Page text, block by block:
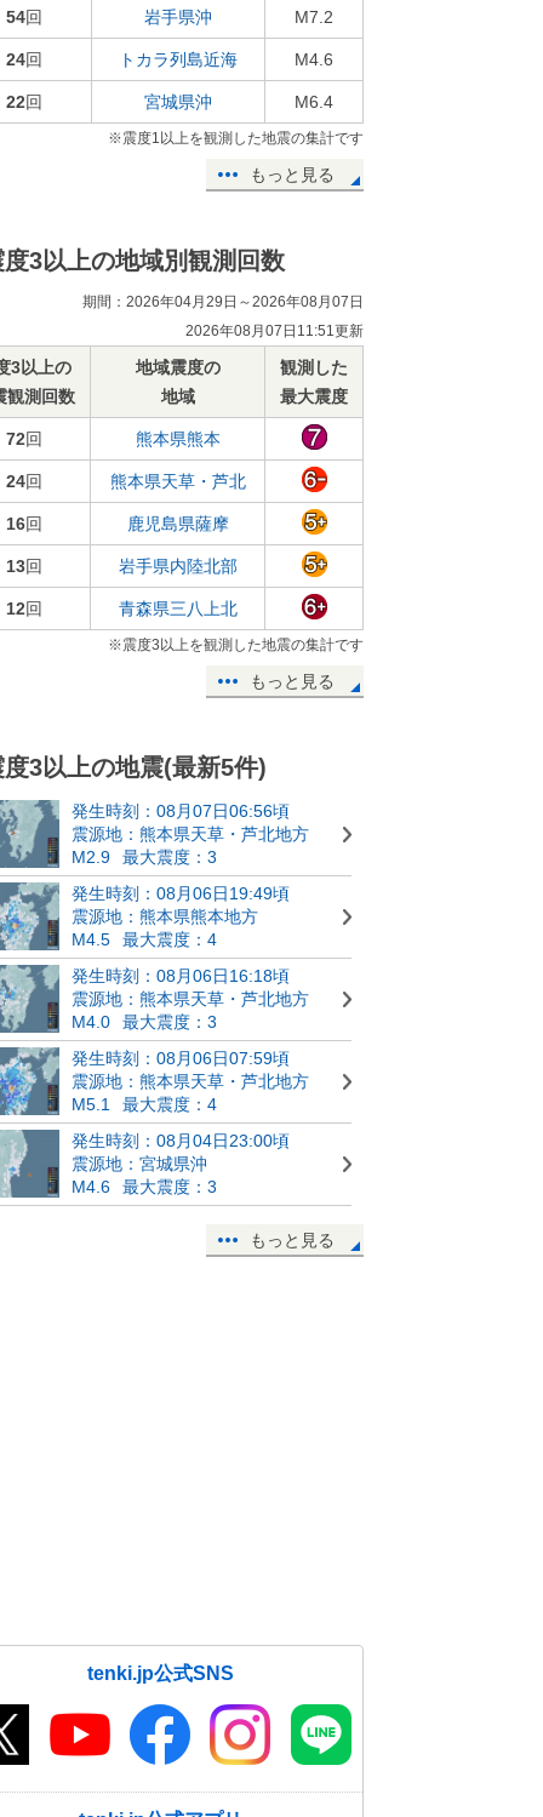
54回 岩手県沖 M7.2
24回 トカラ列島近海 M4.6
22回 宮城県沖 M6.4
※震度1以上を観測した地震の集計です
もっと見る
度3以上の地域別観測回数
期間：2026年04月29日～2026年08月07日
2026年08月07日11:51更新
3以上の
観測回数
地域震度の
地域
観測した
最大震度
72回 熊本県熊本
24回 熊本県天草・芦北
16回 鹿児島県薩摩
13回 岩手県内陸北部
12回 青森県三八上北
※震度3以上を観測した地震の集計です
もっと見る
度3以上の地震(最新5件)
発生時刻：08月07日06:56頃
震源地：熊本県天草・芦北地方
M2.9
最大震度：3
発生時刻：08月06日19:49頃
震源地：熊本県熊本地方
M4.5
最大震度：4
発生時刻：08月06日16:18頃
震源地：熊本県天草・芦北地方
M4.0
最大震度：3
発生時刻：08月06日07:59頃
震源地：熊本県天草・芦北地方
M5.1
最大震度：4
発生時刻：08月04日23:00頃
震源地：宮城県沖
M4.6
最大震度：3
もっと見る
tenki.jp公式SNS